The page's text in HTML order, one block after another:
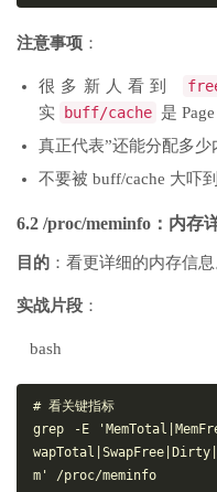
注意事项 ：
很多新人看到
实
buff/cache 是
真正代表”还能分配多少
不要被 buff/cache 大吓
6.2 /proc/meminfo：内存
目的 ：看更详细的内存信息
实战片段 ：
bash
# 看关键指标
grep -E
m' /proc/meminfo